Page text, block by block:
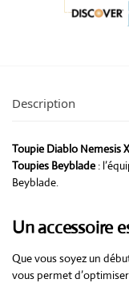
Description
Toupie Diablo Nemesis
Toupies Beyblade :
Beyblade.
Un accessoire
Que vous soyez un
vous permet